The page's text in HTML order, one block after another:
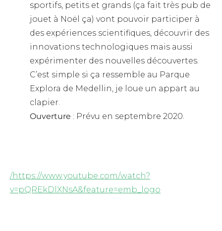
sportifs, petits et grands (ça fait très pub de
jouet à Noël ça) vont pouvoir participer à
des expériences scientifiques, découvrir des
innovations technologiques mais aussi
expérimenter des nouvelles découvertes.
C’est simple si ça ressemble au Parque
Explora de Medellin, je loue un appart au
clapier.
Ouverture : Prévu en septembre 2020.
/https://www.youtube.com/watch?
v=pQREkDlXNsA&feature=emb_logo